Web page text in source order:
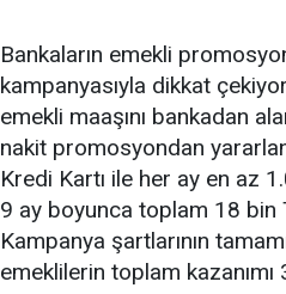
Bankaların emekli
kampanyasıyla dikkat
emekli maaşını bankadan
nakit promosyondan
Kredi Kartı ile her ay en az
9 ay boyunca toplam 18 bin
Kampanya şartlarının
emeklilerin toplam